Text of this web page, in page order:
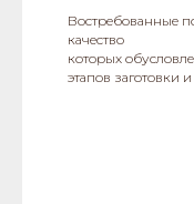
Востребованные
качество
которых
этапов заготовки